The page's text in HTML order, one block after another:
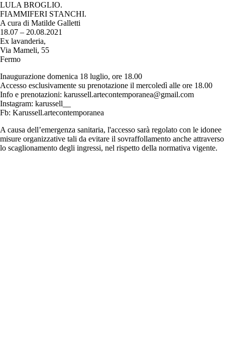
LULA BROGLIO.
FIAMMIFERI STANCHI.
A cura di Matilde Galletti
18.07 – 20.08.2021
Ex lavanderia,
Via Mameli, 55
Fermo
Inaugurazione domenica 18 luglio, ore 18.00
Accesso esclusivamente su prenotazione il mercoledì alle ore 18.00
Info e prenotazioni: karussell.artecontemporanea@gmail.com
Instagram: karussell__
Fb: Karussell.artecontemporanea
A causa dell’emergenza sanitaria, l'accesso sarà regolato con le idonee
misure organizzative tali da evitare il sovraffollamento anche attraverso
lo scaglionamento degli ingressi, nel rispetto della normativa vigente.